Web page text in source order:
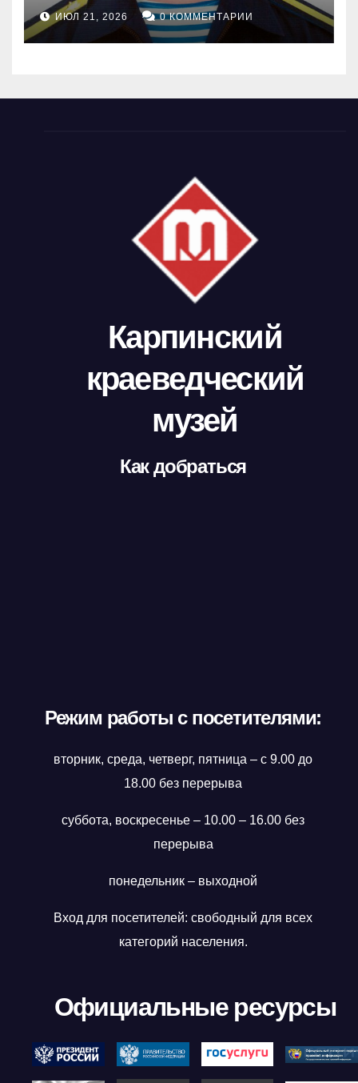
ИЮЛ 21, 2026 0 КОММЕНТАРИИ
Карпинский
краеведческий
музей
Как добраться
Режим работы с посетителями:
вторник, среда, четверг, пятница – с 9.00 до
18.00 без перерыва
суббота, воскресенье – 10.00 – 16.00 без
перерыва
понедельник – выходной
Вход для посетителей: свободный для всех
категорий населения.
Официальные ресурсы